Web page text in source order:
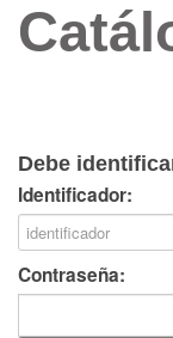
Debe
Identificador:
Contraseña: